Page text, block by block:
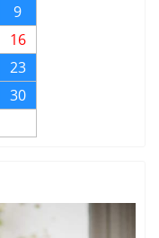
9
16
23
30